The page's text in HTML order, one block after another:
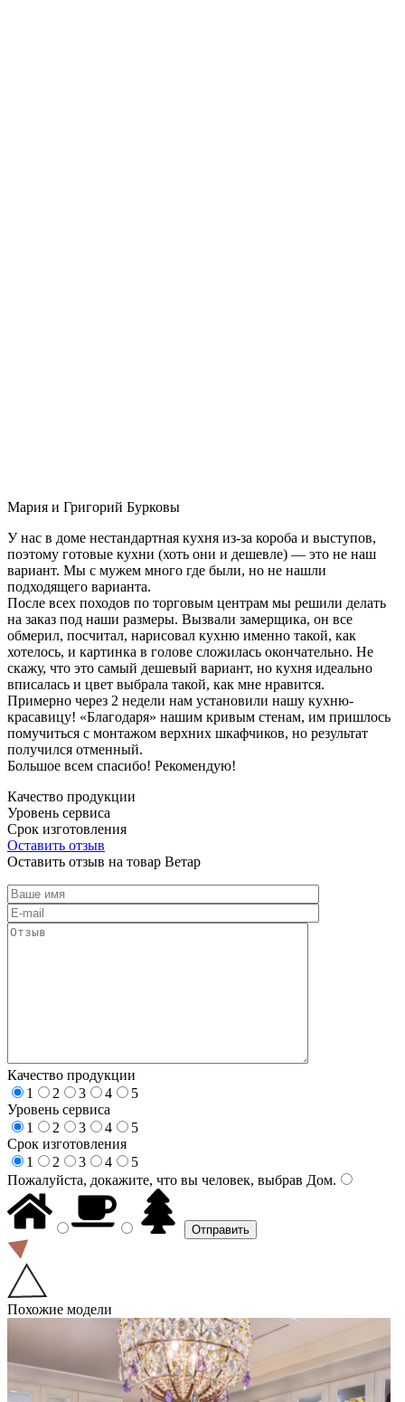
Мария и Григорий Бурковы
У нас в доме нестандартная кухня из-за короба и выступов,
поэтому готовые кухни (хоть они и дешевле) — это не наш
вариант. Мы с мужем много где были, но не нашли
подходящего варианта.
После всех походов по торговым центрам мы решили делать
на заказ под наши размеры. Вызвали замерщика, он все
обмерил, посчитал, нарисовал кухню именно такой, как
хотелось, и картинка в голове сложилась окончательно. Не
скажу, что это самый дешевый вариант, но кухня идеально
вписалась и цвет выбрала такой, как мне нравится.
Примерно через 2 недели нам установили нашу кухню-
красавицу! «Благодаря» нашим кривым стенам, им пришлось
помучиться с монтажом верхних шкафчиков, но результат
получился отменный.
Большое всем спасибо! Рекомендую!
Качество продукции
Уровень сервиса
Срок изготовления
Оставить отзыв
Оставить отзыв на товар Ветар
Качество продукции
1
2 3 4
5
Уровень сервиса
1
2 3 4
5
Срок изготовления
1
2 3 4
5
Пожалуйста, докажите, что вы человек, выбрав Дом.
Похожие модели